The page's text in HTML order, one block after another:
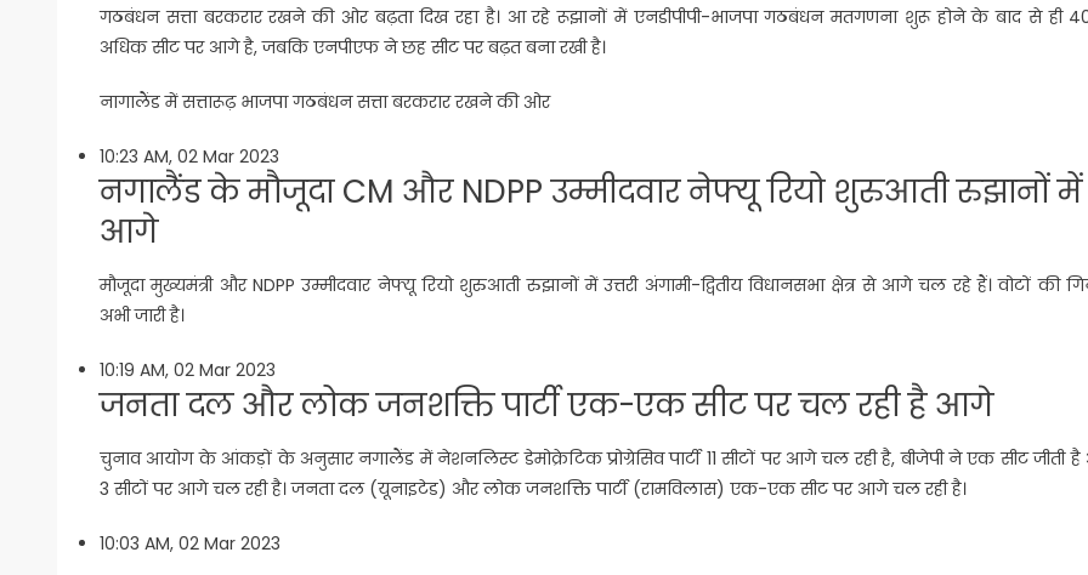
गठबंधन सत्ता बरकरार रखने की ओर बढ़ता दिख रहा है। आ रहे रूझानों में एनडीपीपी-भाजपा गठबंधन मतगणना शुरू होने के बाद से ही
अधिक सीट पर आगे है, जबकि एनपीएफ ने छह सीट पर बढ़त बना रखी है।
नागालैंड में सत्तारूढ़ भाजपा गठबंधन सत्ता बरकरार रखने की ओर
10:23 AM, 02 Mar 2023
नगालैंड के मौजूदा CM और NDPP उम्मीदवार नेफ्यू रियो शुरुआती रुझानों में
आगे
मौजूदा मुख्यमंत्री और NDPP उम्मीदवार नेफ्यू रियो शुरुआती रुझानों में उत्तरी अंगामी-द्वितीय विधानसभा क्षेत्र से आगे चल रहे हैं। वोटों की
अभी जारी है।
10:19 AM, 02 Mar 2023
जनता दल और लोक जनशक्ति पार्टी एक-एक सीट पर चल रही है आगे
चुनाव आयोग के आंकड़ों के अनुसार नगालैंड में नेशनलिस्ट डेमोक्रेटिक प्रोग्रेसिव पार्टी 11 सीटों पर आगे चल रही है, बीजेपी ने एक सीट जीती
3 सीटों पर आगे चल रही है। जनता दल (यूनाइटेड) और लोक जनशक्ति पार्टी (रामविलास) एक-एक सीट पर आगे चल रही है।
10:03 AM, 02 Mar 2023